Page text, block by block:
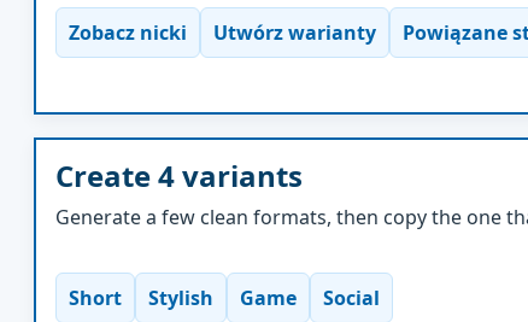
Zobacz nicki Utwórz warianty Powiązane
Create 4 variants
Generate a few clean formats, then copy the one
Short Stylish Game Social